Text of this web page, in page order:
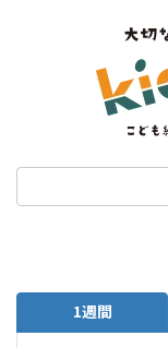
1週間